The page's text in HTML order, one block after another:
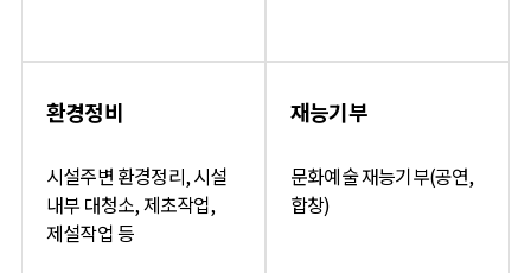
환경정비
시설주변 환경정리, 시설
내부 대청소, 제초작업,
제설작업 등
재능기부
문화예술 재능기부(공연,
합창)